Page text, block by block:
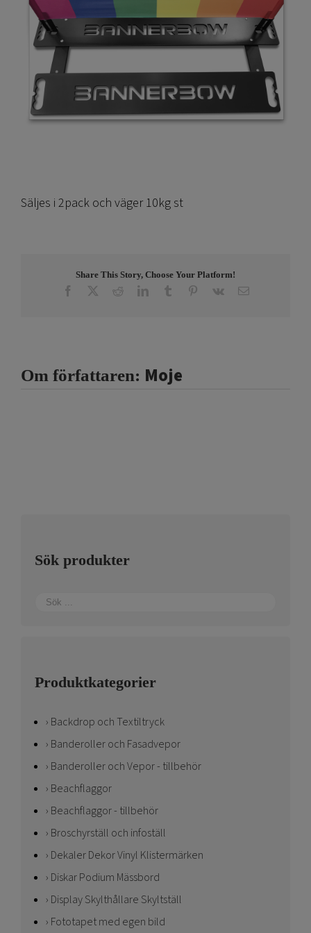
Säljes i 2pack och väger 10kg st
Share This Story, Choose Your Platform!
Facebook RedditLinkedInTumblr Pinterest
Vk E-
Om författaren: Moje
Sök produkter
Produktkategorier
Backdrop och Textiltryck
Banderoller och Fasadvepor
Banderoller och Vepor - tillbehör
Beachflaggor
Beachflaggor - tillbehör
Broschyrställ och infoställ
Dekaler Dekor Vinyl Klistermärken
Diskar Podium Mässbord
Display Skylthållare Skyltställ
Fototapet med egen bild